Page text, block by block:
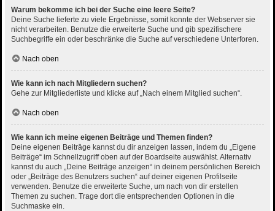
Warum bekomme ich bei der Suche eine leere Seite?
Deine Suche lieferte zu viele Ergebnisse, somit konnte der Webserver sie
nicht verarbeiten. Benutze die erweiterte Suche und gib spezifischere
Suchbegriffe ein oder beschränke die Suche auf verschiedene Unterforen.
Nach oben
Wie kann ich nach Mitgliedern suchen?
Gehe zur Mitgliederliste und klicke auf „Nach einem Mitglied suchen“.
Nach oben
Wie kann ich meine eigenen Beiträge und Themen finden?
Deine eigenen Beiträge kannst du dir anzeigen lassen, indem du „Eigene
Beiträge“ im Schnellzugriff oben auf der Boardseite auswählst. Alternativ
kannst du auch „Deine Beiträge anzeigen“ in deinem persönlichen Bereich
oder „Beiträge des Benutzers suchen“ auf deiner eigenen Profilseite
verwenden. Benutze die erweiterte Suche, um nach von dir erstellen
Themen zu suchen. Trage dort die entsprechenden Optionen in die
Suchmaske ein.